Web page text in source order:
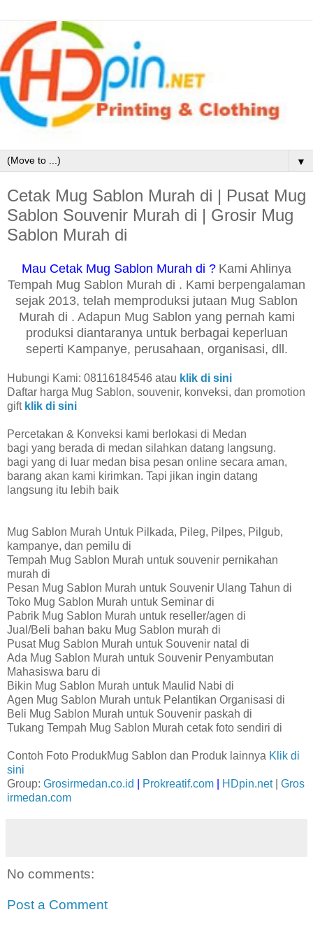
▼
Cetak Mug Sablon Murah di | Pusat Mug
Sablon Souvenir Murah di | Grosir Mug
Sablon Murah di
Mau Cetak Mug Sablon Murah di ? Kami Ahlinya
Tempah Mug Sablon Murah di . Kami berpengalaman
sejak 2013, telah memproduksi jutaan Mug Sablon
Murah di . Adapun Mug Sablon yang pernah kami
produksi diantaranya untuk berbagai keperluan
seperti Kampanye, perusahaan, organisasi, dll.
Hubungi Kami: 08116184546 atau klik di sini
Daftar harga Mug Sablon, souvenir, konveksi, dan promotion
gift klik di sini
Percetakan & Konveksi kami berlokasi di Medan
bagi yang berada di medan silahkan datang langsung.
bagi yang di luar medan bisa pesan online secara aman,
barang akan kami kirimkan. Tapi jikan ingin datang
langsung itu lebih baik
Mug Sablon Murah Untuk Pilkada, Pileg, Pilpes, Pilgub,
kampanye, dan pemilu di
Tempah Mug Sablon Murah untuk souvenir pernikahan
murah di
Pesan Mug Sablon Murah untuk Souvenir Ulang Tahun di
Toko Mug Sablon Murah untuk Seminar di
Pabrik Mug Sablon Murah untuk reseller/agen di
Jual/Beli bahan baku Mug Sablon murah di
Pusat Mug Sablon Murah untuk Souvenir natal di
Ada Mug Sablon Murah untuk Souvenir Penyambutan
Mahasiswa baru di
Bikin Mug Sablon Murah untuk Maulid Nabi di
Agen Mug Sablon Murah untuk Pelantikan Organisasi di
Beli Mug Sablon Murah untuk Souvenir paskah di
Tukang Tempah Mug Sablon Murah cetak foto sendiri di
Contoh Foto ProdukMug Sablon dan Produk lainnya Klik di
sini
Group: Grosirmedan.co.id Prokreatif.com HDpin.net| Gros
irmedan.com
No comments:
Post a Comment